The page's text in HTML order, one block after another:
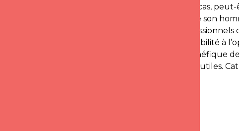
la crise menace fréquemment. Dans ce cas,
communication et de chercher à mettre son
encouragez ses choix, qu’ils soient
l’inciter à prendre conscience de sa sensibilité à
comportement agressif, il serait plus bénéfique
émotions, pour s’éviter bien des tracas inutiles.